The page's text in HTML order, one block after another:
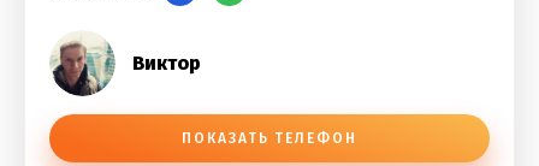
Виктор
ПОКАЗАТЬ ТЕЛЕФОН